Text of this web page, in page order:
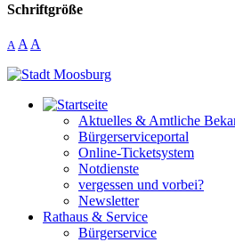
Schriftgröße
A A A
Aktuelles & Amtliche
Bürgerserviceportal
Online-Ticketsystem
Notdienste
vergessen und vorbei?
Newsletter
Rathaus & Service
Bürgerservice